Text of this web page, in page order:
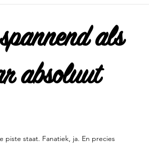
als
absoluut
staat. Fanatiek, ja. En precies